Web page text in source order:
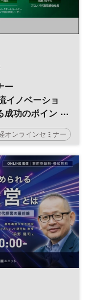
ー
イノベーショ
成功のポイン
オンラインセミナー